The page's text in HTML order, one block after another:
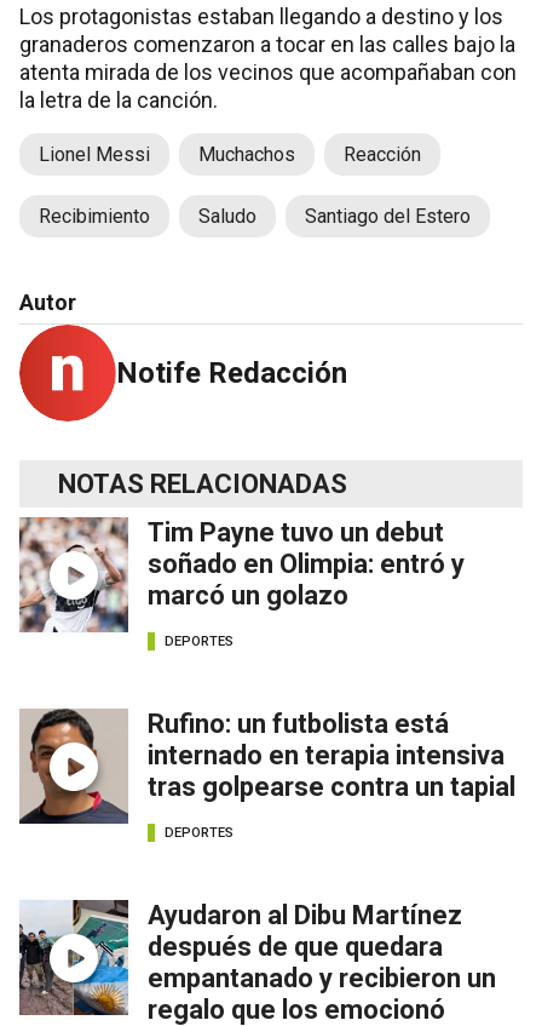
Los protagonistas estaban llegando a destino y los
granaderos comenzaron a tocar en las calles bajo la
atenta mirada de los vecinos que acompañaban con
la letra de la canción.
Lionel Messi Muchachos Reacción
Recibimiento Saludo Santiago del Estero
Autor
Notife Redacción
NOTAS RELACIONADAS
Tim Payne tuvo un debut
soñado en Olimpia: entró y
marcó un golazo
DEPORTES
Rufino: un futbolista está
internado en terapia intensiva
tras golpearse contra un tapial
DEPORTES
Ayudaron al Dibu Martínez
después de que quedara
empantanado y recibieron un
regalo que los emocionó